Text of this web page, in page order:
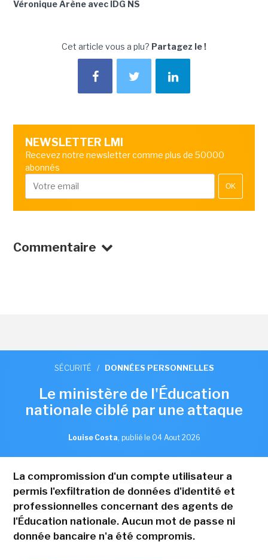
Véronique Arène avec IDG NS
Cet article vous a plu? Partagez le !
NEWSLETTER LMI
Recevez notre newsletter comme plus de 50000
abonnés
OK
Commentaire
SÉCURITÉ / DONNÉES PERSONNELLES
Le ministère de l'Éducation
nationale ciblé par une attaque
Louise Costa, publié le 04 Aout 2026
La compromission d'un compte utilisateur a
permis l'exfiltration de données d'identité et
professionnelles concernant des agents de
l'Éducation nationale. Aucun mot de passe ni
donnée bancaire n'a été compromis.